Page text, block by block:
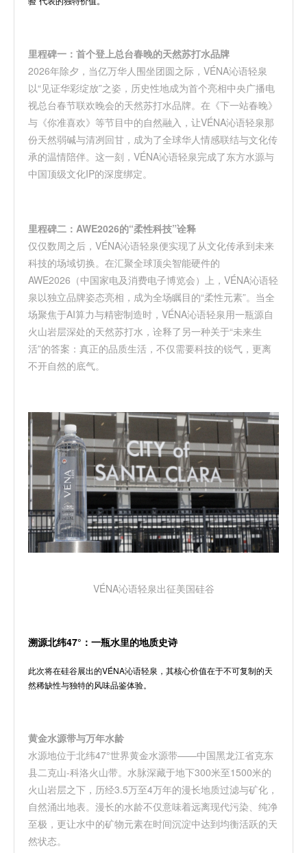
里程碑一：首个登上总台春晚的天然苏打水品牌
2026年除夕，当亿万华人围坐团圆之际， VÉNA沁语轻泉
以“ 见证华彩绽放”之姿，历史性地成为首个亮相中央广播电
视总台春节联欢晚会的天然苏打水品牌。在《下一站春晚》
与《你准喜欢》等节目中的自然融入，让VÉNA沁语轻泉那
份天然弱碱与清冽回甘，成为了全球华人情感联结与文化传
承的温情陪伴。这一刻， VÉNA沁语轻泉完成了东方水源与
中国顶级文化IP的深度绑定。
里程碑二： AWE2026的“柔性科技”诠释
仅仅数周之后， VÉNA沁语轻泉便实现了从文化传承到未来
科技的场域切换。在汇聚全球顶尖智能硬件的
AWE2026 （中国家电及消费电子博览会）上， VÉNA沁语轻
泉以独立品牌姿态亮相，成为全场瞩目的“柔性元素”。当全
场聚焦于AI算力与精密制造时， VÉNA沁语轻泉 用一瓶源自
火山岩层深处的天然苏打水，诠释了另一种关于“未来生
活”的答案：真正的品质生活，不仅需要科技的锐气，更离
不开自然的底气。
VÉNA沁语轻泉出征美国硅谷
溯源北纬47° ：一瓶水里的地质史诗
此次将在硅谷展出的VÉNA沁语轻泉，其核心价值在于不可复制的天
然稀缺性与独特的风味品鉴体验。
黄金水源带与万年水龄
水源地位于北纬47°世界黄金水源带——中国黑龙江省克东
县二克山-科洛火山带。水脉深藏于地下300米至1500米的
火山岩层之下，历经3.5万至4万年的漫长地质过滤与矿化，
自然涌出地表。漫长的水龄不仅意味着远离现代污染、纯净
至极，更让水中的矿物元素在时间沉淀中达到均衡活跃的天
然状态。